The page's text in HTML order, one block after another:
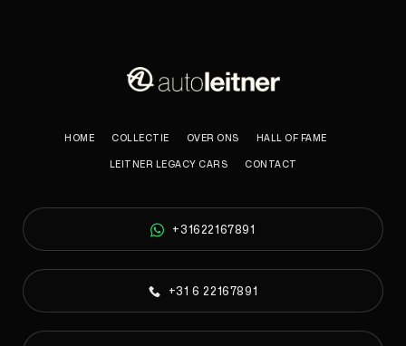
HOME COLLECTIE OVER ONS HALL OF FAME
LEITNER LEGACY CARS CONTACT
+31622167891
+31 6 22167891